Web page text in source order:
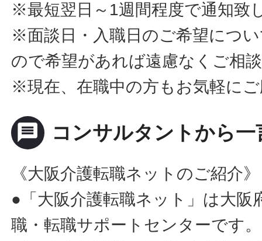
※最短翌日～1週間程度で通知致
※面談日・入職日のご希望につ
ので希望があれば遠慮なくご相
※現在、在職中の方もお気軽に
message コンサルタントから一
《大阪介護転職ネットのご紹介》
●「大阪介護転職ネット」は大阪
職・転職サポートセンターです